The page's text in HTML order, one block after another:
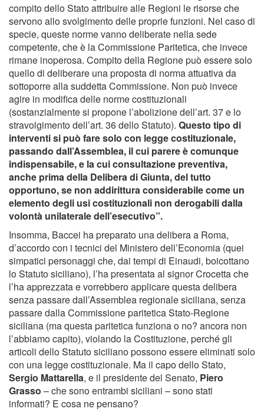
compito dello Stato attribuire alle Regioni le risorse che
servono allo svolgimento delle proprie funzioni. Nel caso di
specie, queste norme vanno deliberate nella sede
competente, che è la Commissione Paritetica, che invece
rimane inoperosa. Compito della Regione può essere solo
quello di deliberare una proposta di norma attuativa da
sottoporre alla suddetta Commissione. Non può invece
agire in modifica delle norme costituzionali
(sostanzialmente si propone l’abolizione dell’art. 37 e lo
stravolgimento dell’art. 36 dello Statuto). Questo tipo di
interventi si può fare solo con legge costituzionale,
passando dall’Assemblea, il cui parere è comunque
indispensabile, e la cui consultazione preventiva,
anche prima della Delibera di Giunta, del tutto
opportuno, se non addirittura considerabile come un
elemento degli usi costituzionali non derogabili dalla
volontà unilaterale dell’esecutivo”.
Insomma, Baccei ha preparato una delibera a Roma,
d’accordo con i tecnici del Ministero dell’Economia (quei
simpatici personaggi che, dai tempi di Einaudi, boicottano
lo Statuto siciliano), l’ha presentata al signor Crocetta che
l’ha apprezzata e vorrebbero applicare questa delibera
senza passare dall’Assemblea regionale siciliana, senza
passare dalla Commissione paritetica Stato-Regione
siciliana (ma questa paritetica funziona o no? ancora non
l’abbiamo capito), violando la Costituzione, perché gli
articoli dello Statuto siciliano possono essere eliminati solo
con una legge costituzionale. Ma il capo dello Stato,
Sergio Mattarella, e il presidente del Senato, Piero
Grasso – che sono entrambi siciliani – sono stati
informati? E cosa ne pensano?